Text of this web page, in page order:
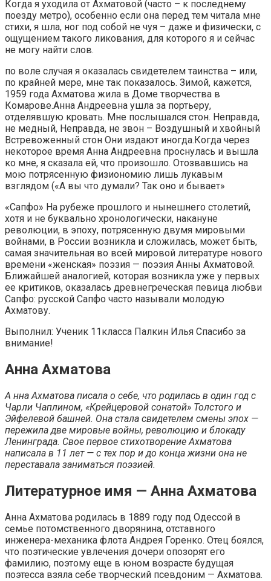
Когда я уходила от Ахматовой (часто – к последнему
поезду метро), особенно если она перед тем читала мне
стихи, я шла, ног под собой не чуя – даже и физически, с
ощущением такого ликования, для которого я и сейчас
не могу найти слов.
по воле случая я оказалась свидетелем таинства – или,
по крайней мере, мне так показалось. Зимой, кажется,
1959 года Ахматова жила в Доме творчества в
Комарове.Анна Андреевна ушла за портьеру,
отделявшую кровать. Мне послышался стон. Неправда,
не медный, Неправда, не звон – Воздушный и хвойный
Встревоженный стон Они издают иногда.Когда через
некоторое время Анна Андреевна проснулась и вышла
ко мне, я сказала ей, что произошло. Отозвавшись на
мою потрясенную физиономию лишь лукавым
взглядом («А вы что думали? Так оно и бывает»
«Сапфо» На рубеже прошлого и нынешнего столетий,
хотя и не буквально хронологически, накануне
революции, в эпоху, потрясенную двумя мировыми
войнами, в России возникла и сложилась, может быть,
самая значительная во всей мировой литературе нового
времени «женская» поэзия — поэзия Анны Ахматовой.
Ближайшей аналогией, которая возникла уже у первых
ее критиков, оказалась древнегреческая певица любви
Сапфо: русской Сапфо часто называли молодую
Ахматову.
Выполнил: Ученик 11класса Палкин Илья Спасибо за
внимание!
Анна Ахматова
А нна Ахматова писала о себе, что родилась в один год с
Чарли Чаплином, «Крейцеровой сонатой» Толстого и
Эйфелевой башней. Она стала свидетелем смены эпох —
пережила две мировые войны, революцию и блокаду
Ленинграда. Свое первое стихотворение Ахматова
написала в 11 лет — с тех пор и до конца жизни она не
переставала заниматься поэзией.
Литературное имя — Анна Ахматова
Анна Ахматова родилась в 1889 году под Одессой в
семье потомственного дворянина, отставного
инженера-механика флота Андрея Горенко. Отец боялся,
что поэтические увлечения дочери опозорят его
фамилию, поэтому еще в юном возрасте будущая
поэтесса взяла себе творческий псевдоним — Ахматова.